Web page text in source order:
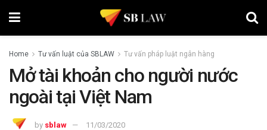
Home Tư vấn luật của SBLAW Tư vấn pháp luật ngân hàng
Mở tài khoản cho người nước
ngoài tại Việt Nam
by sblaw 11/03/2020